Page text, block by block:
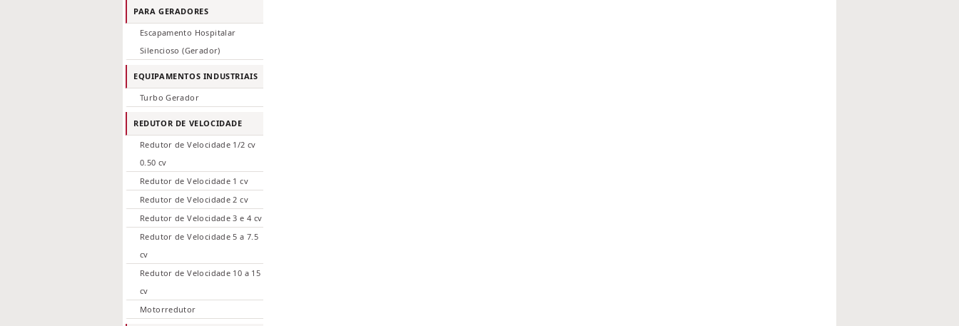
PARA GERADORES
Escapamento Hospitalar
Silencioso (Gerador)
EQUIPAMENTOS INDUSTRIAIS
Turbo Gerador
REDUTOR DE VELOCIDADE
Redutor de Velocidade 1/2 cv
0.50 cv
Redutor de Velocidade 1 cv
Redutor de Velocidade 2 cv
Redutor de Velocidade 3 e 4 cv
Redutor de Velocidade 5 a 7.5
cv
Redutor de Velocidade 10 a 15
cv
Motorredutor